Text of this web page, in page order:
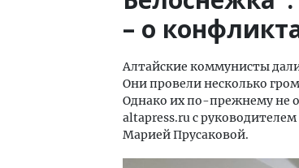
– о
Алтайские коммунисты
Они провели несколько
Однако их по-прежнему не
altapress.ru с
Марией Прусаковой.